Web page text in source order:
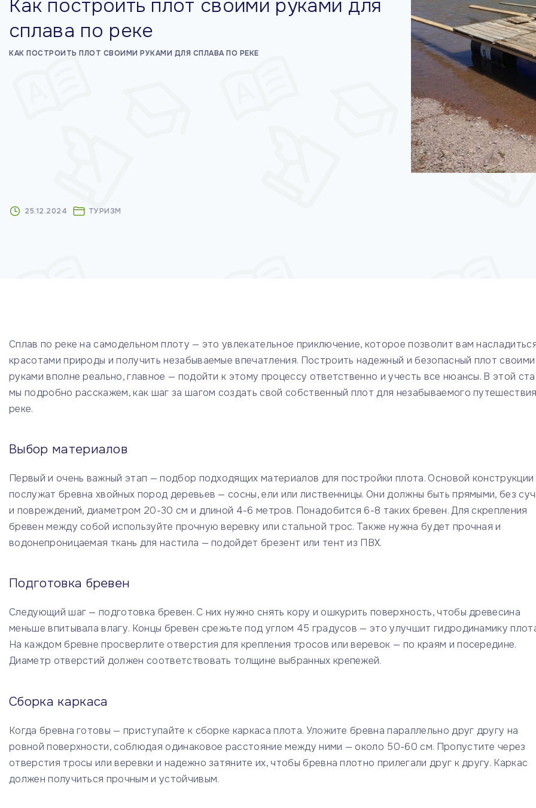
Как построить плот своими руками для
сплава по реке
КАК ПОСТРОИТЬ ПЛОТ СВОИМИ РУКАМИ ДЛЯ СПЛАВА ПО РЕКЕ
25.12.2024 ТУРИЗМ
Сплав по реке на самодельном плоту — это увлекательное приключение, которое позволит вам
красотами природы и получить незабываемые впечатления. Построить надежный и безопасный плот своими
руками вполне реально, главное — подойти к этому процессу ответственно и учесть все нюансы. В этой
мы подробно расскажем, как шаг за шагом создать свой собственный плот для незабываемого
реке.
Выбор материалов
Первый и очень важный этап — подбор подходящих материалов для постройки плота. Основой конструкции
послужат бревна хвойных пород деревьев — сосны, ели или лиственницы. Они должны быть прямыми, без
и повреждений, диаметром 20-30 см и длиной 4-6 метров. Понадобится 6-8 таких бревен. Для скрепления
бревен между собой используйте прочную веревку или стальной трос. Также нужна будет прочная и
водонепроницаемая ткань для настила — подойдет брезент или тент из ПВХ.
Подготовка бревен
Следующий шаг — подготовка бревен. С них нужно снять кору и ошкурить поверхность, чтобы древесина
меньше впитывала влагу. Концы бревен срежьте под углом 45 градусов — это улучшит гидродинамику
На каждом бревне просверлите отверстия для крепления тросов или веревок — по краям и посередине.
Диаметр отверстий должен соответствовать толщине выбранных крепежей.
Сборка каркаса
Когда бревна готовы — приступайте к сборке каркаса плота. Уложите бревна параллельно друг другу на
ровной поверхности, соблюдая одинаковое расстояние между ними — около 50-60 см. Пропустите через
отверстия тросы или веревки и надежно затяните их, чтобы бревна плотно прилегали друг к другу. Каркас
должен получиться прочным и устойчивым.